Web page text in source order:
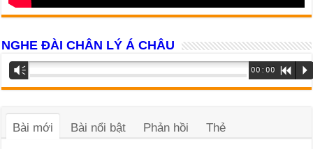
NGHE ĐÀI CHÂN LÝ Á CHÂU
Trình
phát
âm
Vm 00:00 R P
Bài mới Bài nổi bật Phản hồi Thẻ